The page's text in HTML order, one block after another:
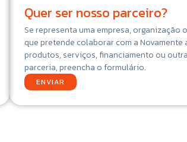
Quer ser nosso parceiro?
Se representa uma empresa, organização
que pretende colaborar com a Novamente
produtos, serviços, financiamento ou
parceria, preencha o formulário.
ENVIAR